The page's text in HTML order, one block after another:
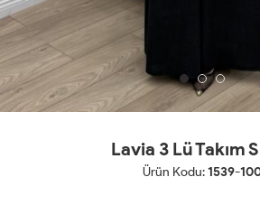
Lavia 3 Lü Takım
Ürün Kodu:1539-